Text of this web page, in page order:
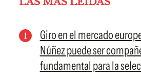
Giro en el mercado
Núñez puede ser
fundamental para la